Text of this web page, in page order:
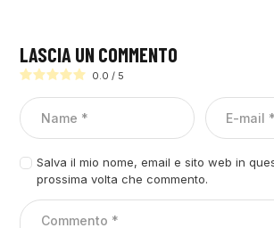
LASCIA UN COMMENTO
0.0 / 5
Salva il mio nome, email e sito web in
prossima volta che commento.